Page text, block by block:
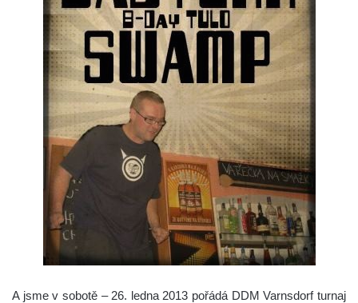
A jsme v sobotě – 26. ledna 2013 pořádá DDM Varnsdorf turnaj